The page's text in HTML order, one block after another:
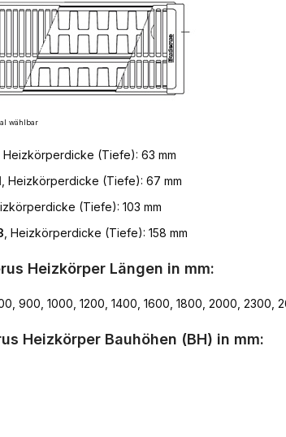
wählbar
, Heizkörperdicke (Tiefe): 63 mm
, Heizkörperdicke (Tiefe): 67 mm
(Tiefe): 103 mm
, Heizkörperdicke (Tiefe): 158 mm
Heizkörper Längen in mm:
900, 1000, 1200, 1400, 1600, 1800, 2000, 2300,
Heizkörper Bauhöhen (BH) in mm: